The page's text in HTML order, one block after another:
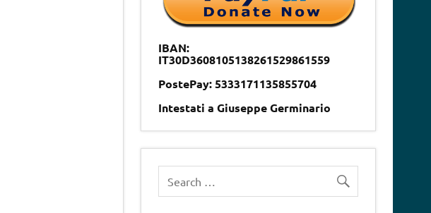
IBAN:
IT30D3608105138261529861559
PostePay: 5333171135855704
Intestati a Giuseppe Germinario